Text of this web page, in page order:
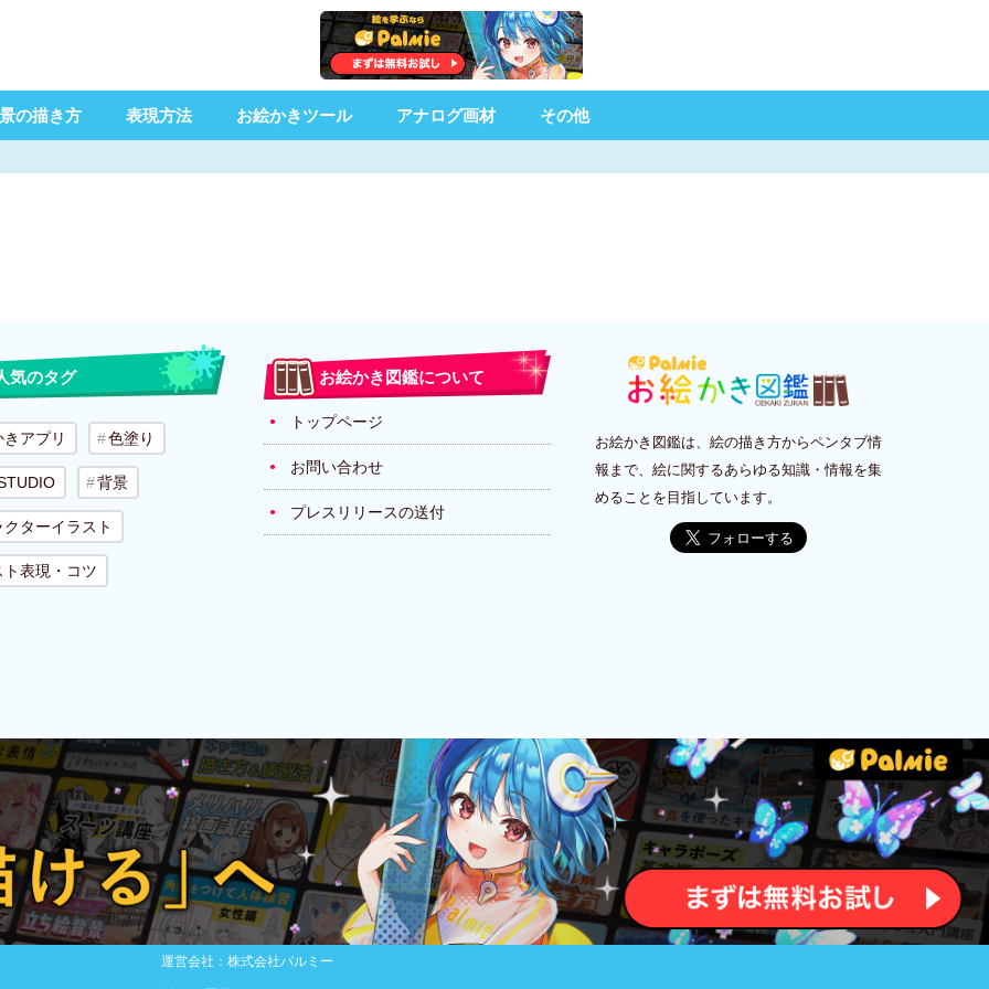
の描き方 表現方法 お絵かきツール アナログ画材 その他
気のタグ
アプリ 色塗り
背景
ターイラスト
ト表現・コツ
お絵かき図鑑について
トップページ
お問い合わせ
プレスリリースの送付
お絵かき図鑑は、絵の描き方からペンタブ情
報まで、絵に関するあらゆる知識・情報を集
めることを目指しています。
運営会社：株式会社パルミー